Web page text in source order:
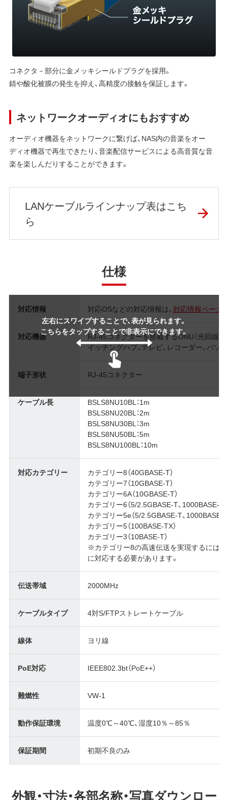
コネクタ－部分に金メッキシールドプラグを採用。
錆や酸化被膜の発生を抑え、高精度の接触を保証します。
ネットワークオーディオにもおすすめ
オーディオ機器をネットワークに繋げば、NAS内の音楽をオー
ディオ機器で再生できたり、音楽配信サービスによる高音質な音
楽を楽しんだりすることができます。
LANケーブルラインナップ表はこち
ら
仕様
左右にスワイプすることで、表が見られます。
こちらをタップすることで非表示にできます。
対応情報 対応OSなどの対応情報は、 対応情報ページ
対応機器
RJ-45コネクターを搭載するONU（光回線終
イッチングハブ、テレビ、レコーダー、パソ
端子形状 RJ-45コネクター
ケーブル長
BSLS8NU10BL：1m
BSLS8NU20BL：2m
BSLS8NU30BL：3m
BSLS8NU50BL：5m
BSLS8NU100BL：10m
対応カテゴリー
カテゴリー8（40GBASE-T）
カテゴリー7（10GBASE-T）
カテゴリー6A（10GBASE-T）
カテゴリー6（5/2.5GBASE-T、1000BASE-T）
カテゴリー5e（5/2.5GBASE-T、1000BASE-T
カテゴリー5（100BASE-TX）
カテゴリー3（10BASE-T）
※カテゴリー8の高速伝送を実現するには、
に対応する必要があります。
伝送帯域 2000MHz
ケーブルタイプ 4対S/FTPストレートケーブル
線体 ヨリ線
PoE対応 IEEE802.3bt（PoE++）
難燃性 VW-1
動作保証環境 温度0℃～40℃、湿度10％～85％
保証期間 初期不良のみ
外観・寸法・各部名称・写真ダウンロー